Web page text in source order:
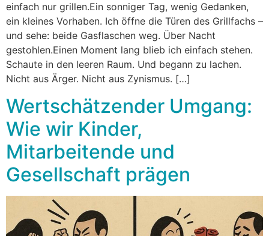
einfach nur grillen.Ein sonniger Tag, wenig Gedanken,
ein kleines Vorhaben. Ich öffne die Türen des Grillfachs –
und sehe: beide Gasflaschen weg. Über Nacht
gestohlen.Einen Moment lang blieb ich einfach stehen.
Schaute in den leeren Raum. Und begann zu lachen.
Nicht aus Ärger. Nicht aus Zynismus. […]
Wertschätzender Umgang:
Wie wir Kinder,
Mitarbeitende und
Gesellschaft prägen